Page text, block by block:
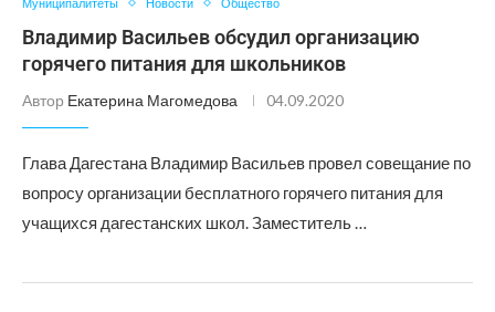
Владимир Васильев обсудил организацию
горячего питания для школьников
Автор Екатерина Магомедова 04.09.2020
Глава Дагестана Владимир Васильев провел совещание по
вопросу организации бесплатного горячего питания для
учащихся дагестанских школ. Заместитель …